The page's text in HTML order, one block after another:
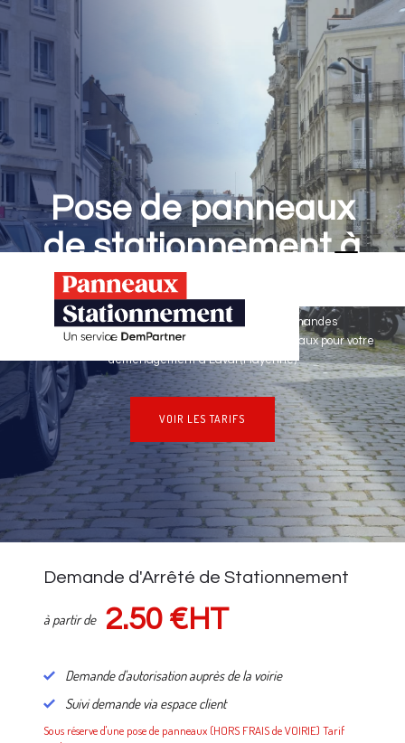
Pose de panneaux
de stationnement à
Laval
Panneaux Stationnement effectue vos demandes
d'autorisations de stationnement & pose de panneaux pour votre
déménagement à Laval (Mayenne)
VOIR LES TARIFS
NOS TARIFS
Demande d'Arrêté de Stationnement
à partir de 2.50 €HT
Demande d'autorisation auprès de la voirie
Suivi demande via espace client
Sous réserve d'une pose de panneaux (HORS FRAIS de VOIRIE) Tarif